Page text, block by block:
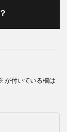
が付いている欄は